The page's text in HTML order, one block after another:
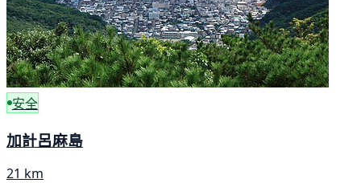
安全
加計呂麻島
21 km